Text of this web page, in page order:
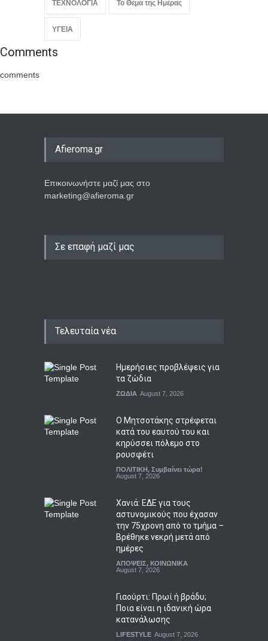
ΤΕΧΝΟΛΟΓΙΑ Το Θέμα της Ημέρας
ΥΓΕΙΑ
Comments
comments
Afieroma.gr
Επικοινωνήστε μαζί μας στο
marketing@afieroma.gr
Σε επαφή μαζί μας
Τελευταία νέα
Ημερήσιες προβλέψεις για
τα ζώδια
ΖΩΔΙΑ August 7, 2026
Ο Μητσοτάκης στρέφεται
κατά του εαυτού του και
κηρύσσει πόλεμο στο
ρουσφέτι
ΠΟΛΙΤΙΚΗ, Συμβαίνει τώρα!
August 7, 2026
Χανιά: ΕΔΕ για τους
αστυνομικούς που έχασαν
την 75χρονη από το τμήμα –
Βρέθηκε νεκρή μετά από
ημέρες
ΑΠΟΨΕΙΣ, ΚΟΙΝΩΝΙΚΑ
August 7, 2026
Γιαούρτι: Πρωί ή βράδυ;
Ποια είναι η ιδανική ώρα
κατανάλωσης
LIFESTYLE August 7, 2026